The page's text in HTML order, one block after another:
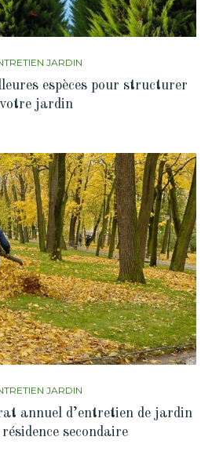
JARDIN
espèces pour structurer
votre jardin
JARDIN
annuel d’entretien de jardin
secondaire